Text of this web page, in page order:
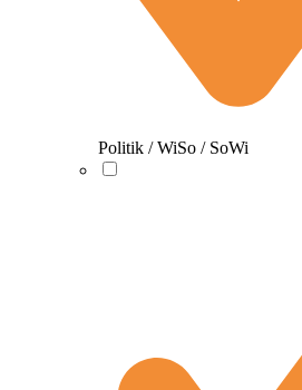
Politik / WiSo / SoWi